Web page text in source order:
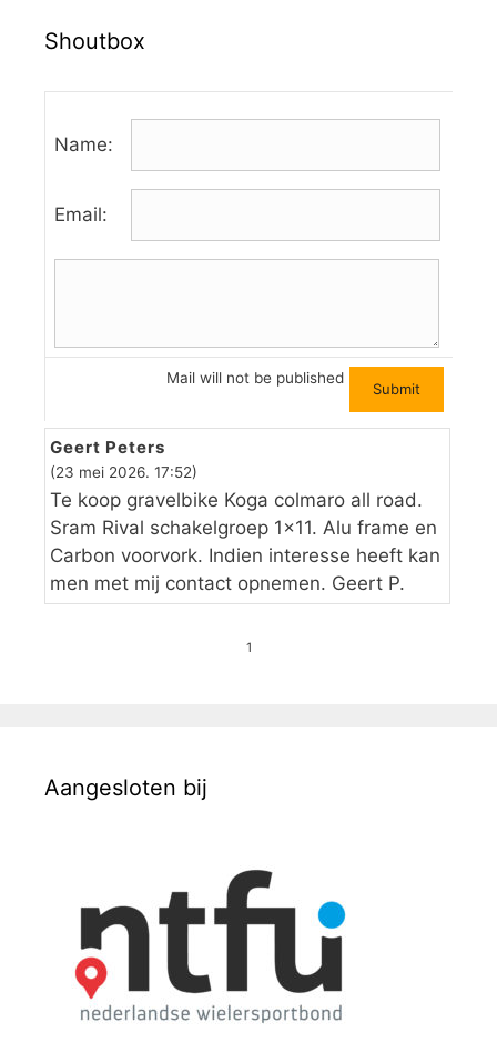
Shoutbox
Name:
Email:
Mail will not be published
Geert Peters
(23 mei 2026. 17:52)
Te koop gravelbike Koga colmaro all road.
Sram Rival schakelgroep 1×11. Alu frame en
Carbon voorvork. Indien interesse heeft kan
men met mij contact opnemen. Geert P.
1
Aangesloten bij